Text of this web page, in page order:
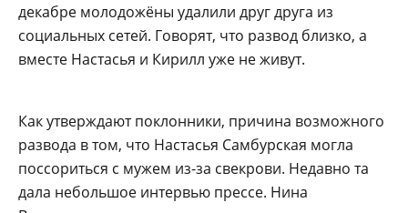
декабре молодожёны удалили друг друга из
социальных сетей. Говорят, что развод близко, а
вместе Настасья и Кирилл уже не живут.
Как утверждают поклонники, причина возможного
развода в том, что Настасья Самбурская могла
поссориться с мужем из-за свекрови. Недавно та
дала небольшое интервью прессе. Нина